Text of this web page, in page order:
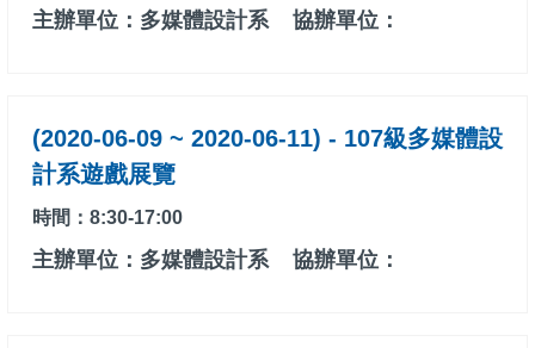
主辦單位：多媒體設計系 協辦單位：
(2020-06-09 ~ 2020-06-11) - 107級多媒體設
計系遊戲展覽
時間：8:30-17:00
主辦單位：多媒體設計系 協辦單位：